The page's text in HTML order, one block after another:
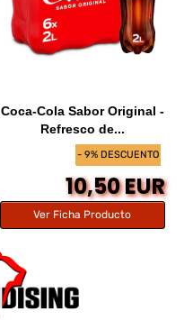
- 9% DESCUENTO
Coca-Cola Sabor Original -
Refresco de...
10,50 EUR
Ver Ficha Producto